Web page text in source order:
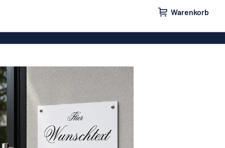
Warenkorb
Türschilder
Aufkleber